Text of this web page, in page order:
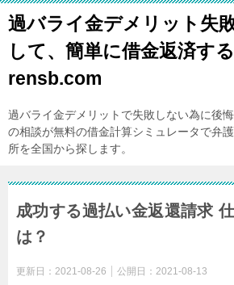
過バライ金デメリット失
して、簡単に借金返済す
rensb.com
過バライ金デメリットで失敗しない為に後
の相談が無料の借金計算シミュレータで弁
所を全国から探します。
成功する過払い金返還請求
は？
更新日： 2021-08-26 公開日： 2021-08-13